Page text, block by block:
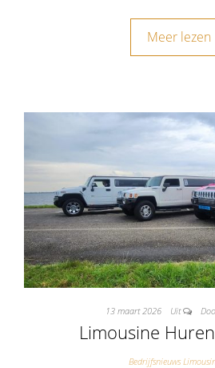
Meer lezen
13 maart 2026 Uit
Limousine
Bedrijfsnieuws